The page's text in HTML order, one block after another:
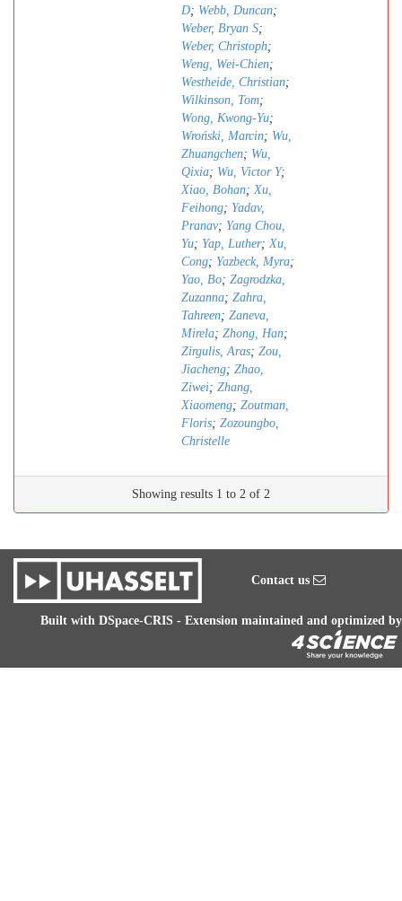
D; Webb, Duncan;
Weber, Bryan S;
Weber, Christoph;
Weng, Wei-Chien;
Westheide, Christian;
Wilkinson, Tom;
Wong, Kwong-Yu;
Wroński, Marcin; Wu,
Zhuangchen; Wu,
Qixia; Wu, Victor Y;
Xiao, Bohan;Xu,
Feihong; Yadav,
Pranav; Yang Chou,
Yu; Yap, Luther;Xu,
Cong; Yazbeck, Myra;
Yao, Bo; Zagrodzka,
Zuzanna; Zahra,
Tahreen; Zaneva,
Mirela; Zhong, Han;
Zirgulis, Aras; Zou,
Jiacheng; Zhao,
Ziwei; Zhang,
Xiaomeng; Zoutman,
Floris; Zozoungbo,
Christelle
Showing results 1 to 2 of 2
Contact us
Built with DSpace-CRIS - Extension maintained and optimized by